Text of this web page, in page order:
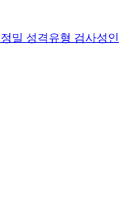
정밀 성격유형 검사성인